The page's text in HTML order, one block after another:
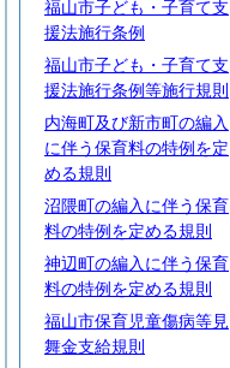
福山市子ども・子育て支
援法施行条例
福山市子ども・子育て支
援法施行条例等施行規則
内海町及び新市町の編入
に伴う保育料の特例を定
める規則
沼隈町の編入に伴う保育
料の特例を定める規則
神辺町の編入に伴う保育
料の特例を定める規則
福山市保育児童傷病等見
舞金支給規則